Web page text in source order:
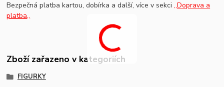
Bezpečná platba kartou, dobírka a další, více v sekci,,Doprava a
platba,,
Zboží zařazeno v kategoriích
FIGURKY